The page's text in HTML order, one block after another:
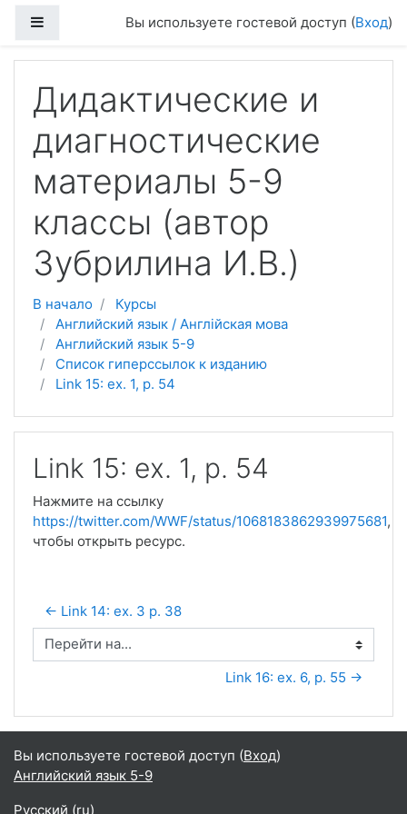
Боковая панельВы используете гостевой доступ (Вход)
Дидактические и
диагностические
материалы 5-9
классы (автор
Зубрилина И.В.)
В начало
Курсы
Английский язык / Англійская мова
Английский язык 5-9
Список гиперссылок к изданию
Link 15: ex. 1, p. 54
Link 15: ex. 1, p. 54
Нажмите на ссылку
https://twitter.com/WWF/status/1068183862939975681,
чтобы открыть ресурс.
← Link 14: ex. 3 p. 38
Перейти на...
Link 16: ex. 6, p. 55 →
Вы используете гостевой доступ (Вход)
Английский язык 5-9
Русский ‎(ru)‎